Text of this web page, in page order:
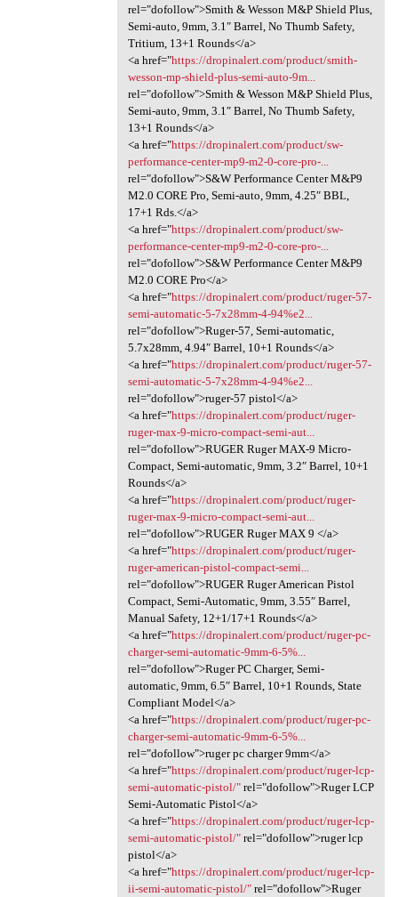
rel="dofollow">Smith & Wesson M&P Shield Plus,
Semi-auto, 9mm, 3.1″ Barrel, No Thumb Safety,
Tritium, 13+1 Rounds</a>
<a href="https://dropinalert.com/product/smith-
wesson-mp-shield-plus-semi-auto-9m...
rel="dofollow">Smith & Wesson M&P Shield Plus,
Semi-auto, 9mm, 3.1″ Barrel, No Thumb Safety,
13+1 Rounds</a>
<a href="https://dropinalert.com/product/sw-
performance-center-mp9-m2-0-core-pro-...
rel="dofollow">S&W Performance Center M&P9
M2.0 CORE Pro, Semi-auto, 9mm, 4.25″ BBL,
17+1 Rds.</a>
<a href="https://dropinalert.com/product/sw-
performance-center-mp9-m2-0-core-pro-...
rel="dofollow">S&W Performance Center M&P9
M2.0 CORE Pro</a>
<a href="https://dropinalert.com/product/ruger-57-
semi-automatic-5-7x28mm-4-94%e2...
rel="dofollow">Ruger-57, Semi-automatic,
5.7x28mm, 4.94″ Barrel, 10+1 Rounds</a>
<a href="https://dropinalert.com/product/ruger-57-
semi-automatic-5-7x28mm-4-94%e2...
rel="dofollow">ruger-57 pistol</a>
<a href="https://dropinalert.com/product/ruger-
ruger-max-9-micro-compact-semi-aut...
rel="dofollow">RUGER Ruger MAX-9 Micro-
Compact, Semi-automatic, 9mm, 3.2″ Barrel, 10+1
Rounds</a>
<a href="https://dropinalert.com/product/ruger-
ruger-max-9-micro-compact-semi-aut...
rel="dofollow">RUGER Ruger MAX 9 </a>
<a href="https://dropinalert.com/product/ruger-
ruger-american-pistol-compact-semi...
rel="dofollow">RUGER Ruger American Pistol
Compact, Semi-Automatic, 9mm, 3.55″ Barrel,
Manual Safety, 12+1/17+1 Rounds</a>
<a href="https://dropinalert.com/product/ruger-pc-
charger-semi-automatic-9mm-6-5%...
rel="dofollow">Ruger PC Charger, Semi-
automatic, 9mm, 6.5″ Barrel, 10+1 Rounds, State
Compliant Model</a>
<a href="https://dropinalert.com/product/ruger-pc-
charger-semi-automatic-9mm-6-5%...
rel="dofollow">ruger pc charger 9mm</a>
<a href="https://dropinalert.com/product/ruger-lcp-
semi-automatic-pistol/"rel="dofollow">Ruger LCP
Semi-Automatic Pistol</a>
<a href="https://dropinalert.com/product/ruger-lcp-
semi-automatic-pistol/"rel="dofollow">ruger lcp
pistol</a>
<a href="https://dropinalert.com/product/ruger-lcp-
ii-semi-automatic-pistol/"rel="dofollow">Ruger